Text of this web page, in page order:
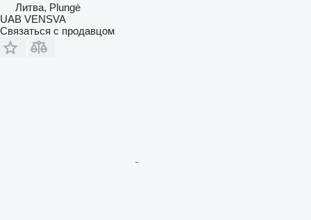
Литва, Plungė
UAB VENSVA
Связаться с продавцом